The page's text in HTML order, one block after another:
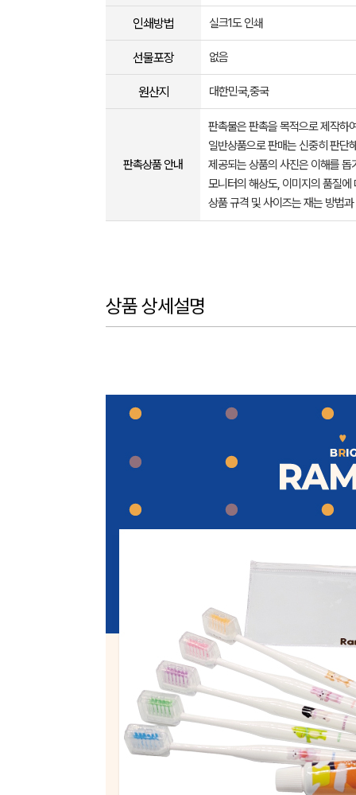
인쇄방법 실크1도 인쇄
선물포장 없음
원산지 대한민국,중국
판촉상품 안내
판촉물은 판촉을 목적으로 제작하
일반상품으로 판매는 신중히 판단
제공되는 상품의 사진은 이해를
모니터의 해상도, 이미지의 품질
상품 규격 및 사이즈는 재는 방법
상품 상세설명